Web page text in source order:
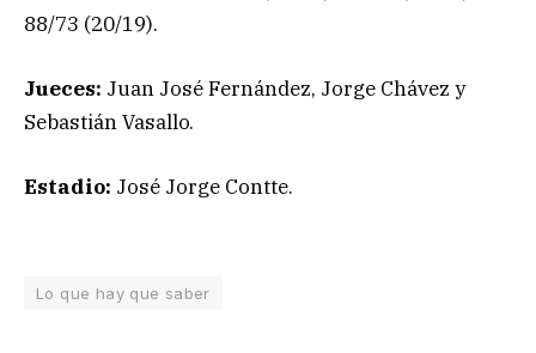
88/73 (20/19).
Jueces: Juan José Fernández, Jorge Chávez y
Sebastián Vasallo.
Estadio: José Jorge Contte.
Lo que hay que saber